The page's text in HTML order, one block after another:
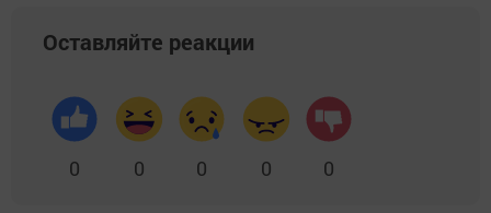
Оставляйте реакции
0 0 0 0 0